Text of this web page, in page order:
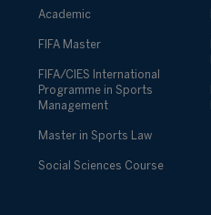
Academic
FIFA Master
FIFA/CIES International
Programme in Sports
Management
Master in Sports Law
Social Sciences Course